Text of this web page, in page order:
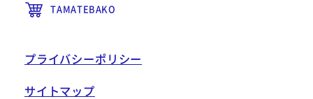
TAMATEBAKO
プライバシーポリシー
サイトマップ